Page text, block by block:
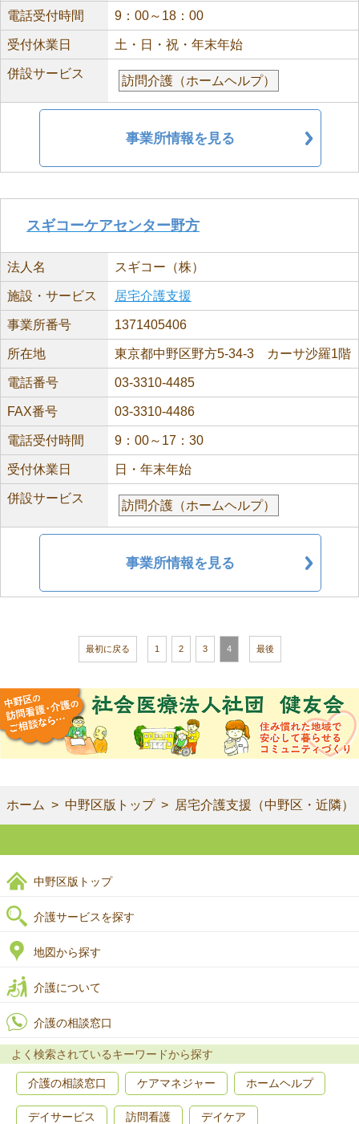
電話受付時間 9：00～18：00
受付休業日 土・日・祝・年末年始
併設サービス
訪問介護（ホームヘルプ）
事業所情報を見る
スギコーケアセンター野方
法人名 スギコー（株）
施設・サービス 居宅介護支援
事業所番号 1371405406
所在地 東京都中野区野方5-34-3 カーサ沙羅1階
電話番号 03-3310-4485
FAX番号 03-3310-4486
電話受付時間 9：00～17：30
受付休業日 日・年末年始
併設サービス
訪問介護（ホームヘルプ）
事業所情報を見る
最初に戻る 1 2 3 4 最後
ホーム 中野区版トップ 居宅介護支援（中野区・近隣）
中野区版トップ
介護サービスを探す
地図から探す
介護について
介護の相談窓口
よく検索されているキーワードから探す
介護の相談窓口 ケアマネジャー ホームヘルプ
デイサービス 訪問看護 デイケア